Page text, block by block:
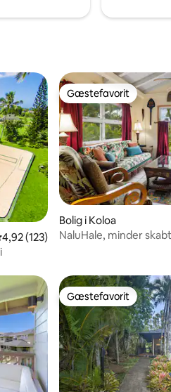
omtaler
ud af 5 i gennemsnitlig
4,92 (123)
Gæstefavorit
Gæstefavorit
Bolig i Koloa
NaluHale, minder
Gæstefavorit
Gæstefavorit